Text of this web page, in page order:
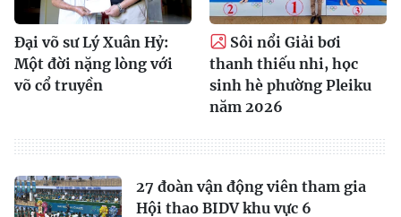
Đại võ sư Lý Xuân Hỷ:
Một đời nặng lòng với
võ cổ truyền
Sôi nổi Giải bơi
thanh thiếu nhi, học
sinh hè phường Pleiku
năm 2026
27 đoàn vận động viên tham gia
Hội thao BIDV khu vực 6